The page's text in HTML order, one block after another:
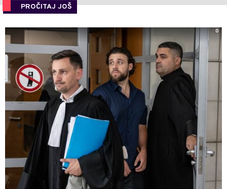
PROČITAJ JOŠ
0